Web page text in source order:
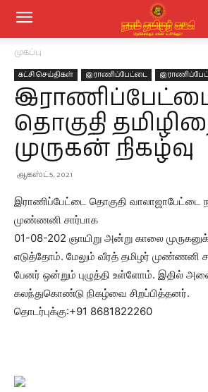
முகப்பு
கட்சி செய்திகள் இராணிப்பேட்டை
தொகுதி
முருகன் நிகழ்வு
ஆகஸ்ட் 5, 2021
இராணிப்பேட்டை தொகுதி வாலாஜாபேட்டை
முண்ணனி சார்பாக
01-08-202 ஞாயிறு அன்று காலை
எடுத்தோம். மேலும் வீரத் தமிழர் முண்ணனி
பேனர் ஒன்றும் புழுத்தி உள்ளோம். இதில்
கலந்துகொண்டு நிகழ்வை சிறப்பித்தனர்.
தொடர்புக்கு:+91 8681822260